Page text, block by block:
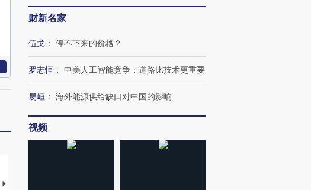
马航飞行员跨国走私7万
财新名家
伍戈 ： 停不下来的价格？
罗志恒 ： 中美人工智能竞争：道路比技术更重要
易峘 ： 海外能源供给缺口对中国的影响
视频